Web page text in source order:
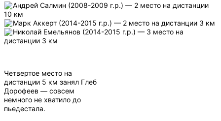
Андрей Салмин (2008-2009 г.р.) — 2 место на дистанции
10 км
Марк Аккерт (2014-2015 г.р.) — 2 место на дистанции 3 км
Николай Емельянов (2014-2015 г.р.) — 3 место на
дистанции 3 км
Четвертое место на
дистанции 5 км занял Глеб
Дорофеев — совсем
немного не хватило до
пьедестала.